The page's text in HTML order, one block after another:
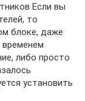
Если вы
то
блоке, даже
временем
либо просто
установить